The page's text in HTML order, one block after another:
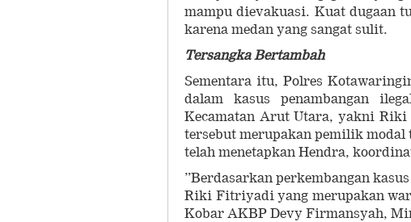
mampu dievakuasi. Kuat dugaan
karena medan yang sangat sulit.
Tersangka Bertambah
Sementara itu, Polres
dalam kasus penambangan
Kecamatan Arut Utara, yakni
tersebut merupakan pemilik modal
telah menetapkan Hendra,
”Berdasarkan perkembangan
Riki Fitriyadi yang merupakan
Kobar AKBP Devy Firmansyah,